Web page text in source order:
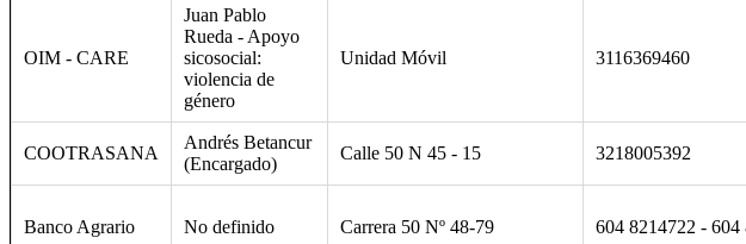
OIM - CARE
Juan Pablo
Rueda - Apoyo
sicosocial:
violencia de
género
Unidad Móvil 3116369460
COOTRASANA
Andrés Betancur
(Encargado)
Calle 50 N 45 - 15 3218005392
Banco Agrario No definido Carrera 50 Nº 48-79 604 8214722 ‐ 604